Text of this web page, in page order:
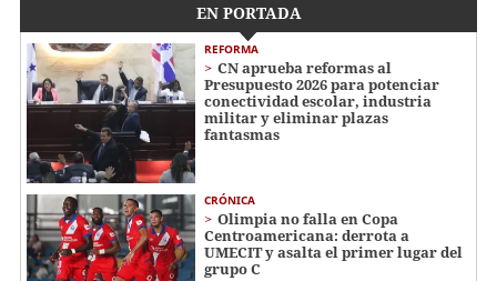
EN PORTADA
REFORMA
CN aprueba reformas al
Presupuesto 2026 para potenciar
conectividad escolar, industria
militar y eliminar plazas
fantasmas
CRÓNICA
Olimpia no falla en Copa
Centroamericana: derrota a
UMECIT y asalta el primer lugar del
grupo C